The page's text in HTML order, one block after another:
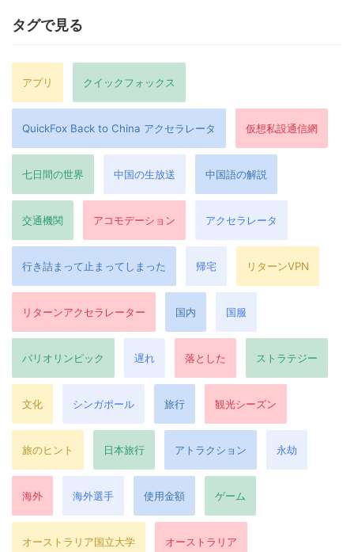
タグで見る
アプリ クイックフォックス
QuickFox Back to China アクセラレータ 仮想私設通信網
七日間の世界 中国の生放送 中国語の解説
交通機関 アコモデーション アクセラレータ
行き詰まって止まってしまった 帰宅 リターンVPN
リターンアクセラレーター 国内 国服
パリオリンピック 遅れ 落とした ストラテジー
文化 シンガポール 旅行 観光シーズン
旅のヒント 日本旅行 アトラクション 永劫
海外 海外選手 使用金額 ゲーム
オーストラリア国立大学 オーストラリア